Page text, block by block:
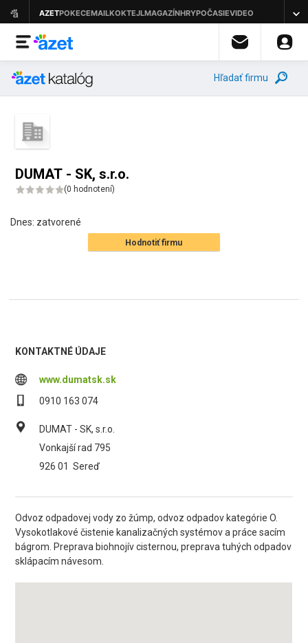
Hľadať firmu
DUMAT - SK, s.r.o.
(0 hodnotení)
Dnes: zatvorené
Hodnotiť firmu
KONTAKTNÉ ÚDAJE
www.dumatsk.sk
0910 163 074
DUMAT - SK, s.r.o.
Vonkajší rad 795
926 01 Sereď
Odvoz odpadovej vody zo žúmp, odvoz odpadov kategórie O.
Vysokotlakové čistenie kanalizačných systémov a práce sacím
bágrom. Preprava biohnojív cisternou, preprava tuhých odpadov
sklápacím návesom.